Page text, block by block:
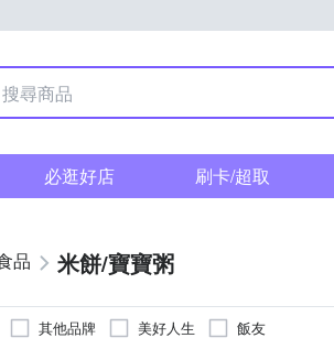
必逛好店 刷卡/超取
品 米餅/寶寶粥
其他品牌 美好人生 飯友